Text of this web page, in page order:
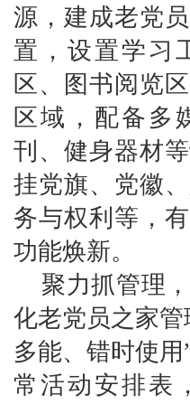
源，建成老党
置，设置学习
区、图书阅览
区域，配备多
刊、健身器材
挂党旗、党徽
务与权利等，
功能焕新。
聚力抓管理
化老党员之家
多能、错时使
常活动安排表